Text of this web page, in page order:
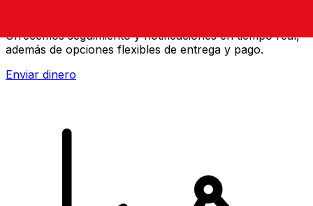
Ofrecemos seguimiento y notificaciones en tiempo real,
además de opciones flexibles de entrega y pago.
Enviar dinero